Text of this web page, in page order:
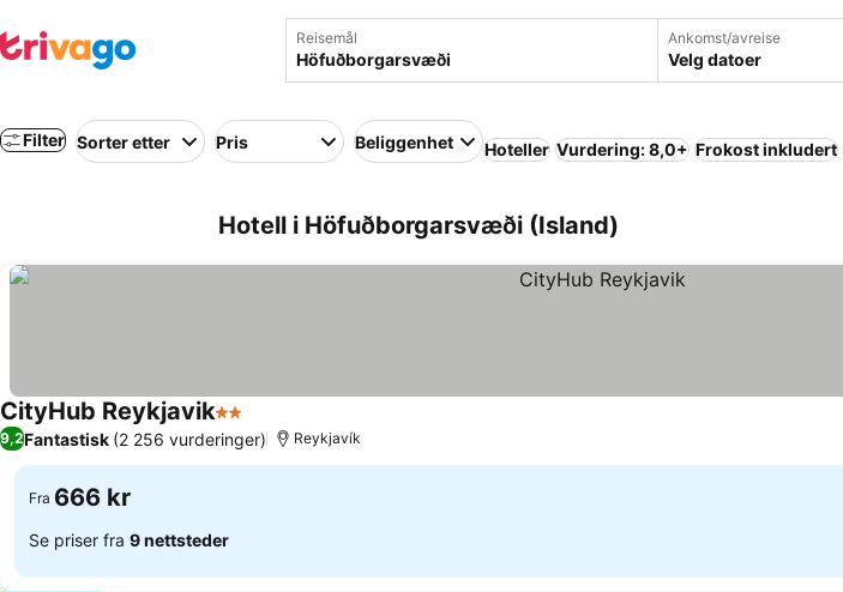
Reisemål Ankomst/avreise
Velg datoer
Filter Sorter etter Pris Beliggenhet Hoteller Vurdering: 8,0+ Frokost inkludert
Hotell i Höfuðborgarsvæði (Island)
CityHub Reykjavik2 Stjerner
9,2Fantastisk (2 256 vurderinger) Reykjavík
Fra 666 kr
Se priser fra 9 nettsteder